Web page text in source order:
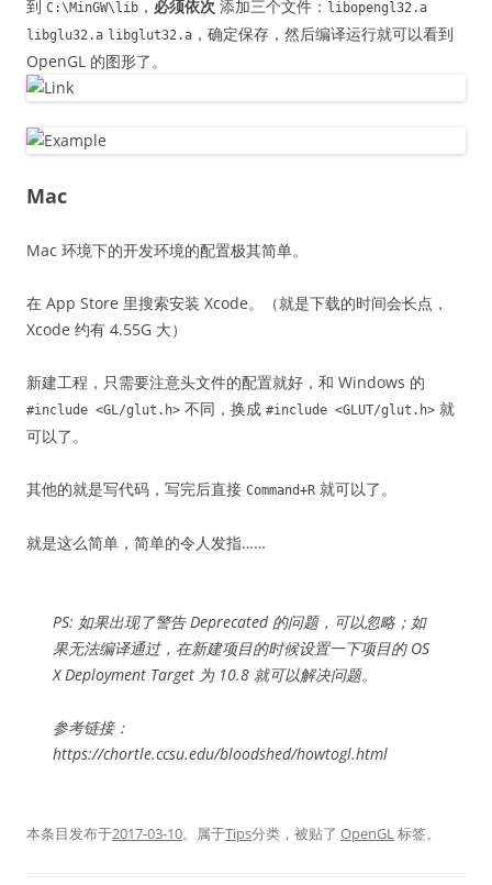
到 C:\MinGW\lib ， 必须依次 添加三个文件： libopengl32.a
libglu32.a libglut32.a ，确定保存，然后编译运行就可以看到
OpenGL 的图形了。
Mac
Mac 环境下的开发环境的配置极其简单。
在 App Store 里搜索安装 Xcode。（就是下载的时间会长点，
Xcode 约有 4.55G 大）
新建工程，只需要注意头文件的配置就好，和 Windows 的
#include <GL/glut.h> 不同，换成 #include <GLUT/glut.h> 就
可以了。
其他的就是写代码，写完后直接 Command+R 就可以了。
就是这么简单，简单的令人发指……
PS: 如果出现了警告 Deprecated 的问题，可以忽略；如
果无法编译通过，在新建项目的时候设置一下项目的 OS
X Deployment Target 为 10.8 就可以解决问题。
参考链接：
https://chortle.ccsu.edu/bloodshed/howtogl.html
本条目发布于2017-03-10。属于Tips分类，被贴了 OpenGL标签。